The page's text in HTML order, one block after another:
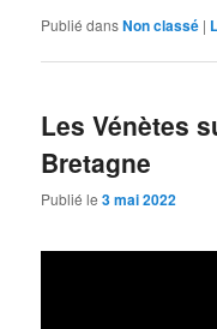
Publié dansNon classé |
Les Vénètes
Bretagne
Publié le3 mai 2022